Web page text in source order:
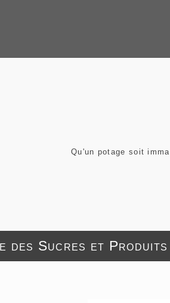
Qu'un potage soit
des Sucres et